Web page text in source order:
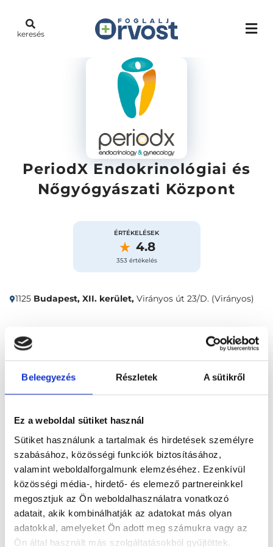
Beleegyezés Részletek A sütikről
Ez a weboldal sütiket használ
Sütiket használunk a tartalmak és hirdetések személyre
szabásához, közösségi funkciók biztosításához,
valamint weboldalforgalmunk elemzéséhez. Ezenkívül
közösségi média-, hirdető- és elemező partnereinkkel
megosztjuk az Ön weboldalhasználatra vonatkozó
adatait, akik kombinálhatják az adatokat más olyan
adatokkal, amelyeket Ön adott meg számukra vagy az
Ön által használt más szolgáltatásokból gyűjtöttek.
keresés
PeriodX Endokrinológiai és
Nőgyógyászati Központ
ÉRTÉKELÉSEK
4.8
353 értékelés
1125 Budapest, XII. kerület, Virányos út 23/D. (Virányos)
Időpontfoglalás Vélemények
Foglalj időpontot
Összes szakterület
Főoldal Klinikák
Belgyógyász, Budapest, XII. kerület